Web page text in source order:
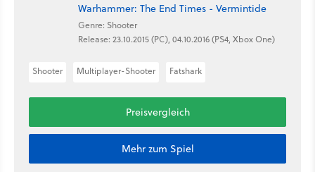
Warhammer: The End Times - Vermintide
Genre: Shooter
Release: 23.10.2015 (PC), 04.10.2016 (PS4, Xbox One)
Shooter Multiplayer-Shooter Fatshark
Preisvergleich
Mehr zum Spiel